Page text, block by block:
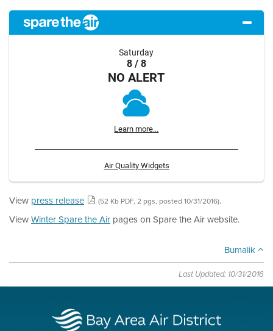
Saturday
8 / 8
NO ALERT
Learn more...
Air Quality Widgets
View press release (52 Kb PDF, 2 pgs, posted 10/31/2016).
ViewWinter Spare the Air pages on Spare the Air website.
Bumalik
Last Updated: 10/31/2016